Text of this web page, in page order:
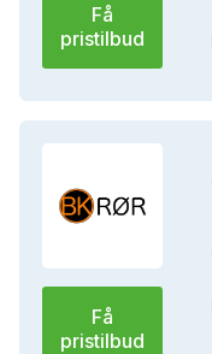
Få
pristilbud
Få
pristilbud